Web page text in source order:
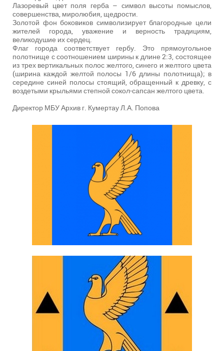
Лазоревый цвет поля герба – символ высоты помыслов,
совершенства, миролюбия, щедрости.
Золотой фон боковиков символизирует благородные цели
жителей города, уважение и верность традициям,
великодушие их сердец.
Флаг города соответствует гербу. Это прямоугольное
полотнище с соотношением ширины к длине 2:3, состоящее
из трех вертикальных полос желтого, синего и желтого цвета
(ширина каждой желтой полосы 1/6 длины полотнища); в
середине синей полосы стоящий, обращенный к древку, с
воздетыми крыльями степной сокол-сапсан желтого цвета.
Директор МБУ Архив г. Кумертау Л.А. Попова